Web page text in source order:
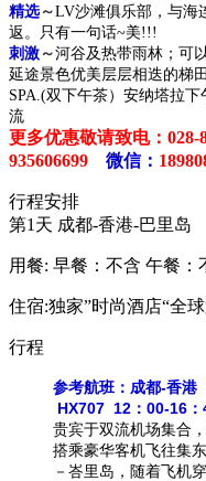
精选～LV沙滩俱乐部，与海
返。只有一句话~美!!!
刺激 ～河谷及热带雨林；可
延途景色优美层层相迭的梯
SPA.(双下午茶）安纳塔拉
流
更多优惠敬请致电：028-
935606699
微信：
行程安排
第1天 成都-香港-巴里岛
用餐: 早餐：不含 午餐：
住宿:独家”时尚酒店“全
行程
参考航班：成都-香
HX707 12：00-16：
贵宾于双流机场集合
搭乘豪华客机飞往集
－峇里岛，随着飞机